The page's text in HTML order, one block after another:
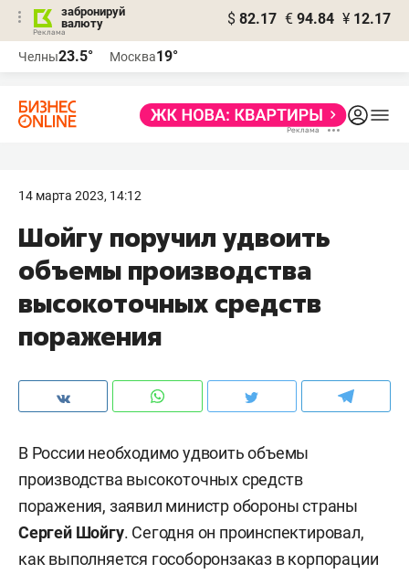
забронируй
валюту
$ 82.17 € 94.84 ¥ 12.17
Челны23.5° Москва19°
14 марта 2023, 14:12
Шойгу поручил удвоить
объемы производства
высокоточных средств
поражения
В России необходимо удвоить объемы
производства высокоточных средств
поражения, заявил министр обороны страны
Сергей Шойгу. Сегодня он проинспектировал,
как выполняется гособоронзаказ в корпорации